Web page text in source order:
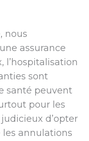
nous
assurance
l’hospitalisation
sont
santé peuvent
pour les
d’opter
annulations